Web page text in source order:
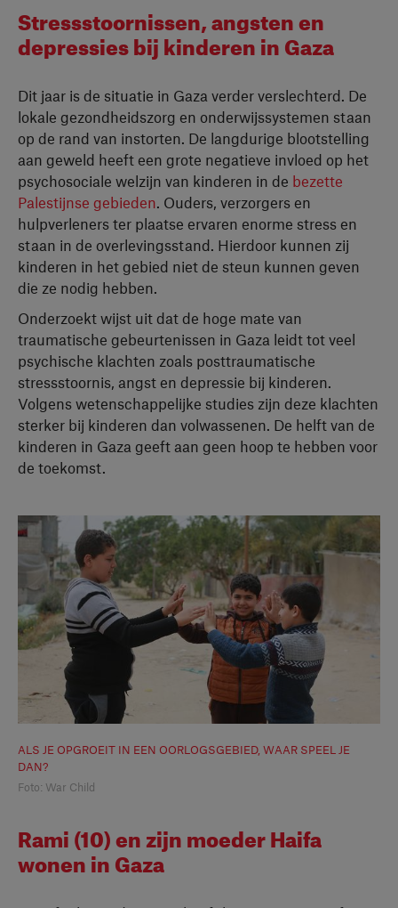
Stressstoornissen, angsten en
depressies bij kinderen in Gaza
Dit jaar is de situatie in Gaza verder verslechterd. De
lokale gezondheidszorg en onderwijssystemen staan
op de rand van instorten. De langdurige blootstelling
aan geweld heeft een grote negatieve invloed op het
psychosociale welzijn van kinderen in de bezette
Palestijnse gebieden . Ouders, verzorgers en
hulpverleners ter plaatse ervaren enorme stress en
staan in de overlevingsstand. Hierdoor kunnen zij
kinderen in het gebied niet de steun kunnen geven
die ze nodig hebben.
Onderzoekt wijst uit dat de hoge mate van
traumatische gebeurtenissen in Gaza leidt tot veel
psychische klachten zoals posttraumatische
stressstoornis, angst en depressie bij kinderen.
Volgens wetenschappelijke studies zijn deze klachten
sterker bij kinderen dan volwassenen. De helft van de
kinderen in Gaza geeft aan geen hoop te hebben voor
de toekomst.
ALS JE OPGROEIT IN EEN OORLOGSGEBIED, WAAR SPEEL JE
DAN?
Foto: War Child
Rami (10) en zijn moeder Haifa
wonen in Gaza